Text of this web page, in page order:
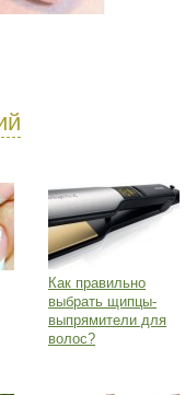
Как правильно
выбрать щипцы-
выпрямители для
волос?